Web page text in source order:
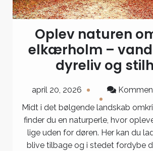
Oplev naturen
elkærholm –
dyreliv og
april 20, 2026
Midt i det bølgende landskab
finder du en naturperle, hvor
lige uden for døren. Her kan du
blive tilbage og i stedet fordybe